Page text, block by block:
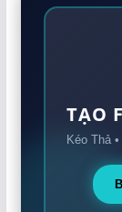
TẠO
Kéo Thả